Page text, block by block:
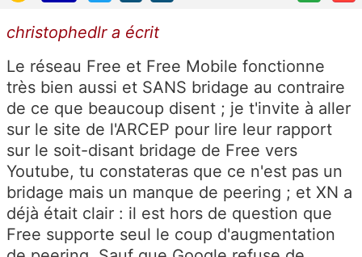
christophedlr a écrit
Le réseau Free et Free Mobile fonctionne
très bien aussi et SANS bridage au contraire
de ce que beaucoup disent ; je t'invite à aller
sur le site de l'ARCEP pour lire leur rapport
sur le soit-disant bridage de Free vers
Youtube, tu constateras que ce n'est pas un
bridage mais un manque de peering ; et XN a
déjà était clair : il est hors de question que
Free supporte seul le coup d'augmentation